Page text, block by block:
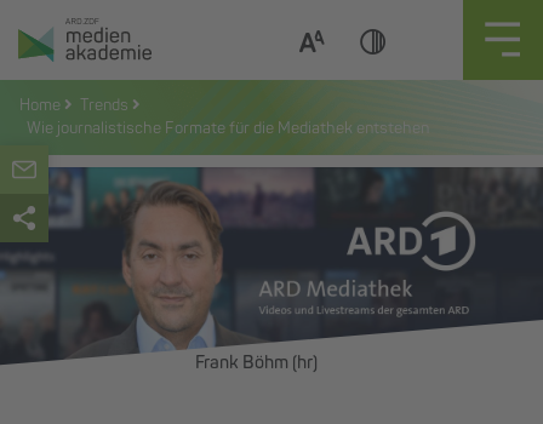
Zum
Inhalt
springen
Home
Trends
Wie journalistische Formate für die Mediathek entstehen
Frank Böhm (hr)